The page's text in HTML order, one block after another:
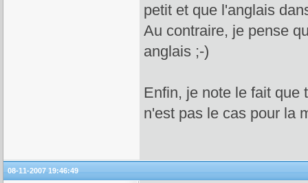
petit et que l'anglais
Au contraire, je pense
anglais ;-)
Enfin, je note le fait que
n'est pas le cas pour la
08-11-2007 19:46:49